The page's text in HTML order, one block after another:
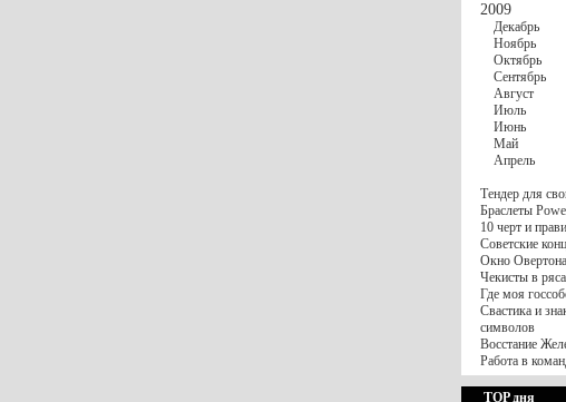
2009
Декабрь
Ноябрь
Октябрь
Сентябрь
Август
Июль
Июнь
Май
Апрель
Тендер для
Браслеты
10 черт и
Советские
Окно
Чекисты в
Где моя
Свастика и
символов
Восстание
Работа в
TOP дня